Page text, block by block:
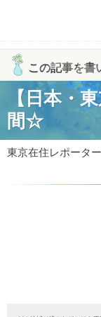
この記事を書
【日本・
間☆
東京在住レポータ